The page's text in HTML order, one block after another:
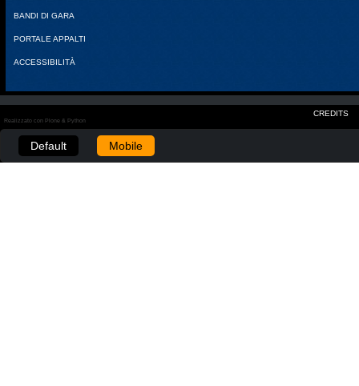
BANDI DI GARA
PORTALE APPALTI
ACCESSIBILITÀ
CREDITS
Realizzato con Plone & Python
Default Mobile